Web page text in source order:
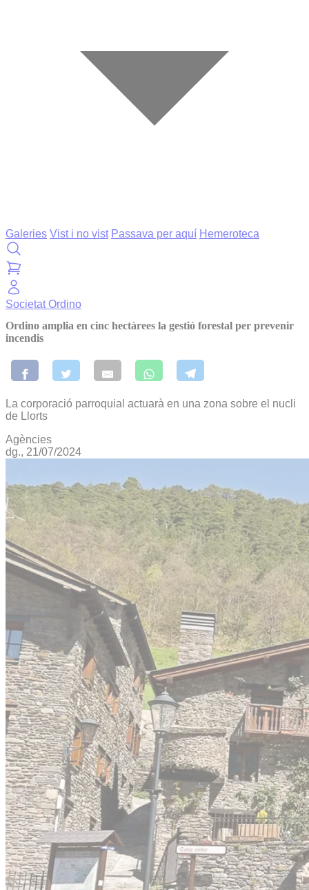
Galeries Vist i no vist Passava per aquí Hemeroteca
SocietatOrdino
Ordino amplia en cinc hectàrees la gestió forestal per prevenir
incendis
La corporació parroquial actuarà en una zona sobre el nucli
de Llorts
Agències
dg., 21/07/2024